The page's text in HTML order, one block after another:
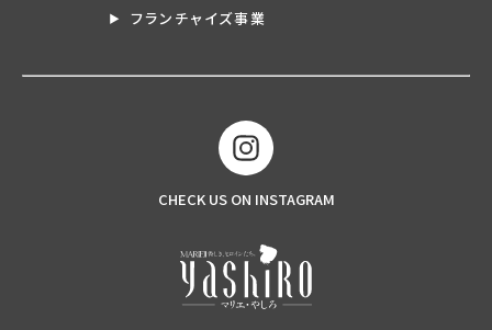
フランチャイズ事業
CHECK US ON INSTAGRAM